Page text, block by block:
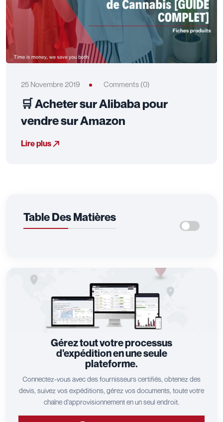
25 Novembre 2019 Comments (0)
🛒 Acheter sur Alibaba pour
vendre sur Amazon
Lire plus
Table Des Matières
Gérez tout votre processus
d'expédition en une seule
plateforme.
Connectez-vous avec des fournisseurs certifiés, obtenez des
devis, suivez vos expéditions, gérez vos documents, toute votre
chaîne d'approvisionnement en un seul endroit.